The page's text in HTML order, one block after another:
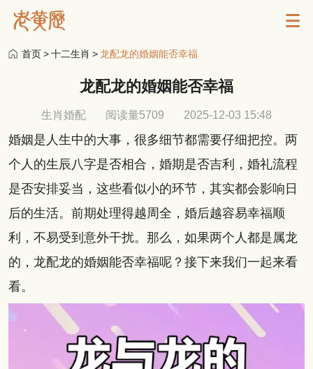
首页>十二生肖 >龙配龙的婚姻能否幸福
龙配龙的婚姻能否幸福
生肖婚配 阅读量5709 2025-12-03 15:48
婚姻是人生中的大事，很多细节都需要仔细把控。两
个人的生辰八字是否相合，婚期是否吉利，婚礼流程
是否安排妥当，这些看似小的环节，其实都会影响日
后的生活。前期处理得越周全，婚后越容易幸福顺
利，不易受到意外干扰。那么，如果两个人都是属龙
的，龙配龙的婚姻能否幸福呢？接下来我们一起来看
看。